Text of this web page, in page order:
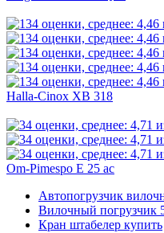
Halla-Cinox XB 318
Om-Pimespo E 25 ac
Автопогрузчик
Вилочный погрузчик
Кран штабелер купить